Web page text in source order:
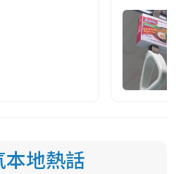
地熱話